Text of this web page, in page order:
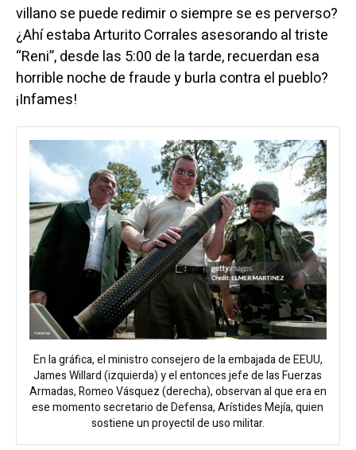
villano se puede redimir o siempre se es perverso?
¿Ahí estaba Arturito Corrales asesorando al triste
“Reni”, desde las 5:00 de la tarde, recuerdan esa
horrible noche de fraude y burla contra el pueblo?
¡Infames!
En la gráfica, el ministro consejero de la embajada de EEUU,
James Willard (izquierda) y el entonces jefe de las Fuerzas
Armadas, Romeo Vásquez (derecha), observan al que era en
ese momento secretario de Defensa, Arístides Mejía, quien
sostiene un proyectil de uso militar.